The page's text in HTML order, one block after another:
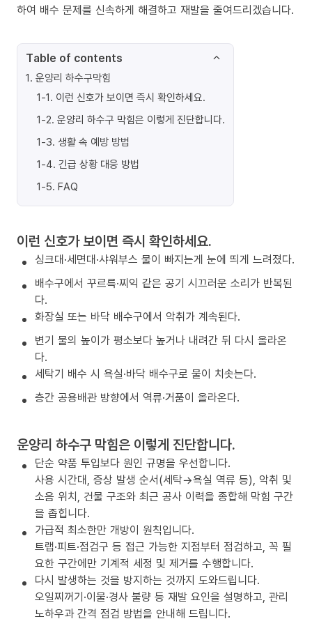
하여 배수 문제를 신속하게 해결하고 재발을 줄여드리겠습니다.
Table of contents
1. 운양리 하수구막힘
1-1. 이런 신호가 보이면 즉시 확인하세요.
1-2. 운양리 하수구 막힘은 이렇게 진단합니다.
1-3. 생활 속 예방 방법
1-4. 긴급 상황 대응 방법
1-5. FAQ
이런 신호가 보이면 즉시 확인하세요.
싱크대·세면대·샤워부스 물이 빠지는게 눈에 띄게 느려졌다.
배수구에서 꾸르륵·찌익 같은 공기 시끄러운 소리가 반복된
다.
화장실 또는 바닥 배수구에서 악취가 계속된다.
변기 물의 높이가 평소보다 높거나 내려간 뒤 다시 올라온
다.
세탁기 배수 시 욕실·바닥 배수구로 물이 치솟는다.
층간 공용배관 방향에서 역류·거품이 올라온다.
운양리 하수구 막힘은 이렇게 진단합니다.
단순 약품 투입보다 원인 규명을 우선합니다.
사용 시간대, 증상 발생 순서(세탁→욕실 역류 등), 악취 및
소음 위치, 건물 구조와 최근 공사 이력을 종합해 막힘 구간
을 좁힙니다.
가급적 최소한만 개방이 원칙입니다.
트랩·피트·점검구 등 접근 가능한 지점부터 점검하고, 꼭 필
요한 구간에만 기계적 세정 및 제거를 수행합니다.
다시 발생하는 것을 방지하는 것까지 도와드립니다.
오일찌꺼기·이물·경사 불량 등 재발 요인을 설명하고, 관리
노하우과 간격 점검 방법을 안내해 드립니다.